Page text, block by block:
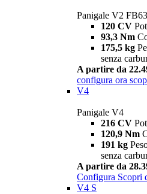
Panigale V2 FB63
120 CV
93,3 Nm
175,5 kg
senza
A partire da
configura ora
V4
Panigale V4
216 CV
120,9 Nm
191 kg
senza
A partire da
Configura Scopri
V4 S